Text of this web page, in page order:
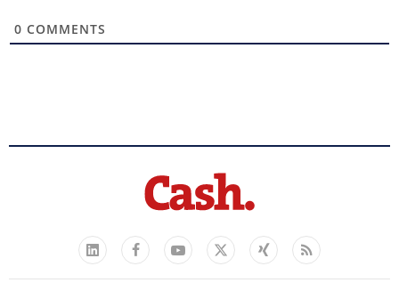
0 COMMENTS
LinkedIn
FacebookYouTube
X
Xing Feed